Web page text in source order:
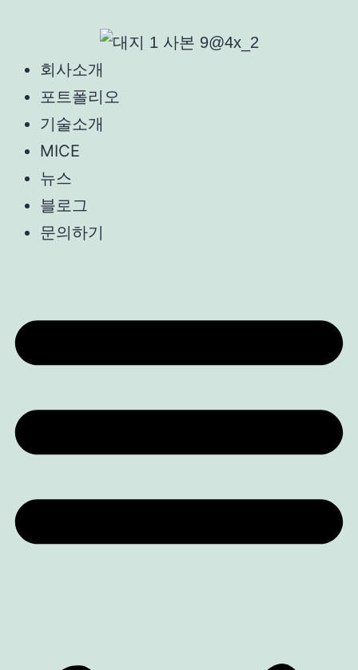
회사소개
포트폴리오
기술소개
MICE
뉴스
블로그
문의하기